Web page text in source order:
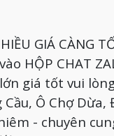
GIÁ CÀNG
HỘP CHAT
giá tốt vui
Ô Chợ
- chuyên